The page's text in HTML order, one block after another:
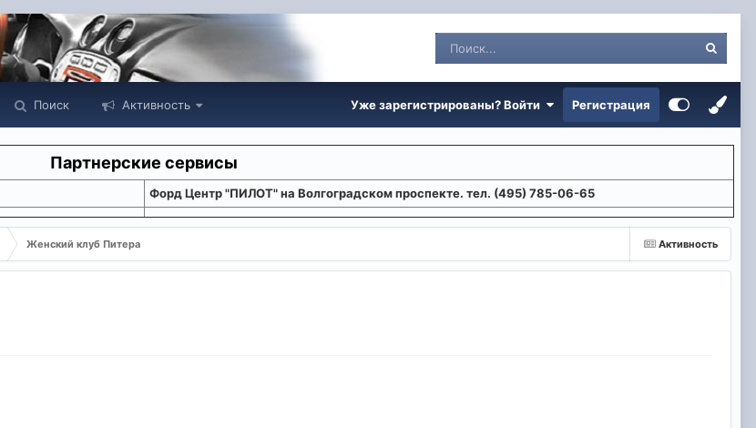
Поиск Активность Уже зарегистрированы? Войти Регистрация
Партнерские сервисы
Форд Центр "ПИЛОТ" на Волгоградском проспекте. тел. (495) 785-06-65
Активность
Женский клуб Питера